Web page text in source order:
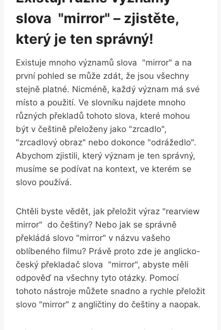
slova ⁢ "mirror" – zjistěte,
který je ten správný!
Existuje ⁢mnoho významů slova ‍ "mirror" a na
první‌ pohled se může⁣ zdát, že jsou všechny
stejně platné. Nicméně, každý význam má své
místo‍ a použití. Ve slovníku najdete mnoho
‍různých⁣ překladů tohoto slova,⁣ které mohou‍
být ‌v⁣ češtině přeloženy jako "zrcadlo",
"zrcadlový‍ obraz" nebo dokonce "odrážedlo".
Abychom zjistili, který význam je‌ ten ‌správný,
musíme se podívat ‌na kontext, ve kterém se
slovo používá.
Chtěli byste‍ vědět, jak přeložit výraz‍ "rearview⁢
mirror" ⁣ do ⁤češtiny? Nebo jak se správně
překládá slovo "mirror" ⁤v názvu vašeho
oblíbeného filmu? Právě⁤ proto‌ zde je anglicko-
český překladač ⁣slova ⁣ "mirror", abyste měli‍
odpověď na všechny tyto otázky. Pomocí
‌tohoto nástroje můžete ‍snadno ⁤a‍ rychle přeložit
slovo "mirror" z angličtiny do češtiny⁤ a naopak.